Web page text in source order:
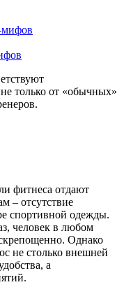
только от «обычных»
фитнеса отдают
– отсутствие
спортивной одежды.
человек в любом
Однако
не столько внешней
а